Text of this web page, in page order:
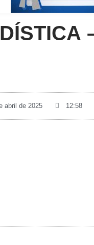
abril de 2025 12:58